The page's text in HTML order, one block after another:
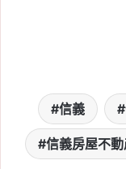
信義
信義房屋不